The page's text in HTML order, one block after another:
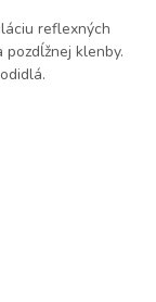
reflexných
klenby.